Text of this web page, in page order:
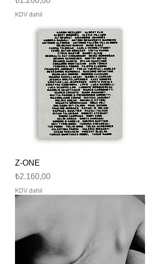
KDV dahil
Z-ONE
Fiyat
₺2.160,00
KDV dahil